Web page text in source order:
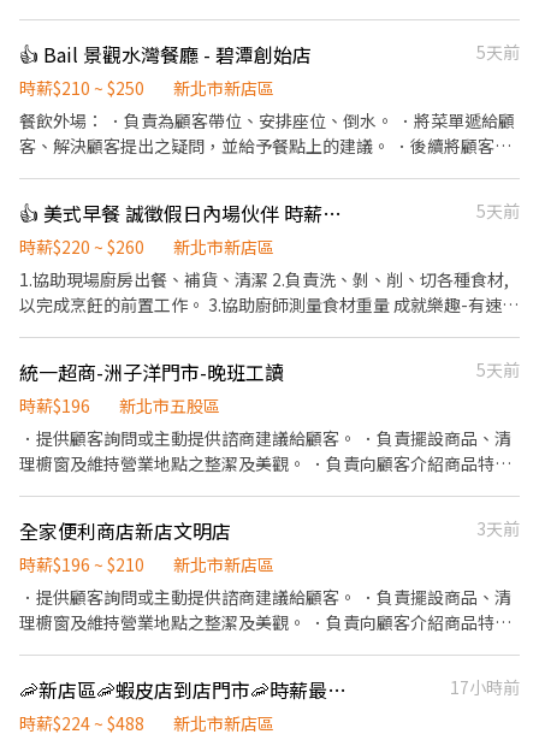
門市支援 🌙🌙夜班說明🌙🌙 工作型態：為每日跑點約3–10家門市，
跑點距離約16km內 需可配合(早班/晚班)擇一於門市安排受訓 🔔需
有機車&駕照🔔 ⸻ ✅工作時間： 🔹早班：07:00-12:00、07:30-
12:30、08:00-13:00、08:30-13:30 🔹晚班：17:30-22:30、17:30-
🔹假日早班：07:00-12:00 🔹假日晚班：17:30-23:30 (上班時數為
2~6小時，一個月至少6天，依實際情況而定) ⸻ ✅工作待遇：
日班時薪=$229 晚班另有獎金+20=時薪$249 夜班另有獎金+40=時
薪$269 ━━━━━━━━━━━━━ 📍 【熱門開缺地點】新北市
三重、土城、中和、永和、汐止、板橋、淡水、新店、新莊、蘆洲
━━━━━━━━━━━━ 📩 【火速卡位應徵流程】 ➊ 點擊填寫
廠商制式履歷（1分鐘完成，快速安排送審）： 👉
欄位（身分證/詳細地址）錄取前皆可先不填！ ➋加入留言： 👉
https://lin.ee/OBnhVN5 私訊留下 ⌜姓名+電話 +應徵蝦皮門市人
員」💥
👍 Bail 景觀水灣餐廳 - 碧潭創始店
5天前
時薪$210 ~ $250
新北市新店區
餐飲外場： ．負責為顧客帶位、安排座位、倒水。 ．將菜單遞給顧
客、解決顧客提出之疑問，並給予餐點上的建議。 ．後續將顧客點
負責結帳、收銀等工作。 餐飲內場： ．擔任廚師的助手，處理烹飪
前與烹飪中之準備工作與其他餐廳相關事務。 ．負責洗、剝、削、
切各種食材。 ．負責清理工作環境、設備和餐具。 ．準備不同餐點
所需要的食材。 ．協助測量食材的容量與重量。 ．負責擺盤、打包
👍 美式早餐 誠徵假日內場伙伴 時薪$220-260
5天前
時薪$220 ~ $260
新北市新店區
1.協助現場廚房出餐、補貨、清潔 2.負責洗、剝、削、切各種食材,
以完成烹飪的前置工作。 3.協助廚師測量食材重量 成就樂趣-有速度
愛餐飲、隨時保持熱情、正面思考、態度積極、有責任心和企圖心,
都歡迎您加入我們的團隊。
統一超商-洲子洋門市-晚班工讀
5天前
時薪$196
新北市五股區
．提供顧客詢問或主動提供諮商建議給顧客。 ．負責擺設商品、清
理櫥窗及維持營業地點之整潔及美觀。 ．負責向顧客介紹商品特
束營業前，統計銷售情形、盤點貨品存量及撰寫當日業務報表。
全家便利商店新店文明店
3天前
時薪$196 ~ $210
新北市新店區
．提供顧客詢問或主動提供諮商建議給顧客。 ．負責擺設商品、清
理櫥窗及維持營業地點之整潔及美觀。 ．負責向顧客介紹商品特
🦐新店區🦐蝦皮店到店門市🦐時薪最高488元🦐無經驗可BY
17小時前
時薪$224 ~ $488
新北市新店區